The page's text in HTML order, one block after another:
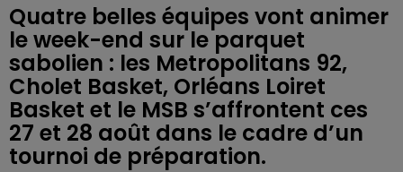
Quatre belles équipes vont animer
le week-end sur le parquet
sabolien : les Metropolitans 92,
Cholet Basket, Orléans Loiret
Basket et le MSB s’affrontent ces
27 et 28 août dans le cadre d’un
tournoi de préparation.